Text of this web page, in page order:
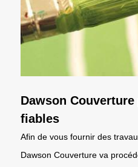
Dawson
fiables
Afin de vous fournir des
Dawson Couverture va